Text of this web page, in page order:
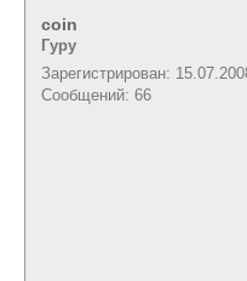
coin
Гуру
Зарегистрирован:
Сообщений: 66